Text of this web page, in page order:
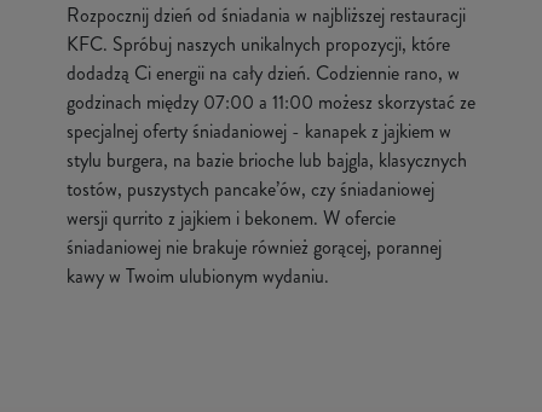
Rozpocznij dzień od śniadania w najbliższej restauracji
KFC. Spróbuj naszych unikalnych propozycji, które
dodadzą Ci energii na cały dzień. Codziennie rano, w
godzinach między 07:00 a 11:00 możesz skorzystać ze
specjalnej oferty śniadaniowej - kanapek z jajkiem w
stylu burgera, na bazie brioche lub bajgla, klasycznych
tostów, puszystych pancake’ów, czy śniadaniowej
wersji qurrito z jajkiem i bekonem. W ofercie
śniadaniowej nie brakuje również gorącej, porannej
kawy w Twoim ulubionym wydaniu.